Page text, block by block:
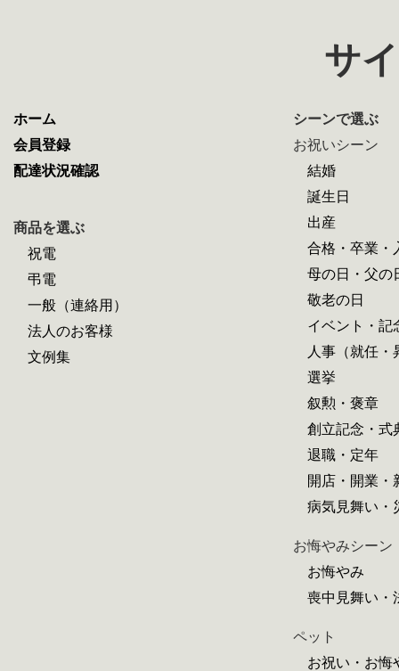
サ
ホーム
会員登録
配達状況確認
商品を選ぶ
祝電
弔電
一般（連絡用）
法人のお客様
文例集
シーンで選ぶ
お祝いシーン
結婚
誕生日
出産
合格・卒業・
母の日・父の
敬老の日
イベント・記
人事（就任・
選挙
叙勲・褒章
創立記念・式
退職・定年
開店・開業・
病気見舞い・
お悔やみシーン
お悔やみ
喪中見舞い・
ペット
お祝い・お悔